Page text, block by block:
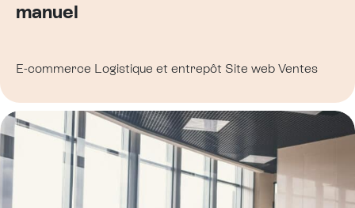
manuel
E-commerce Logistique et entrepôt Site web Ventes